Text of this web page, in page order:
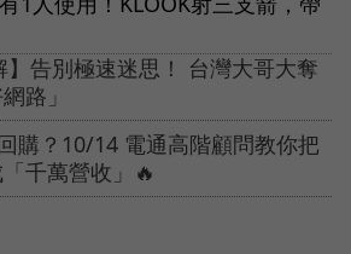
】告別極速迷思！ 台灣大哥大奪
路」
購？10/14 電通高階顧問教你把
千萬營收」🔥